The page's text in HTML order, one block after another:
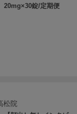
20mg×30錠/定期便
松院